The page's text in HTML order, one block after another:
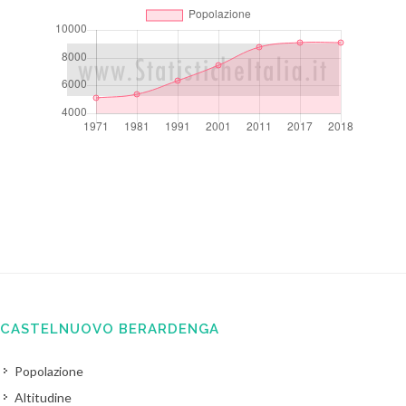
CASTELNUOVO BERARDENGA
Popolazione
Altitudine